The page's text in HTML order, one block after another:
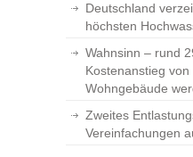
Deutschland
höchsten
Wahnsinn – rund
Kostenanstieg
Wohngebäude
Zweites
Vereinfachungen